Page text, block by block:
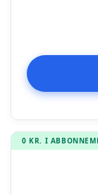
0 KR. I